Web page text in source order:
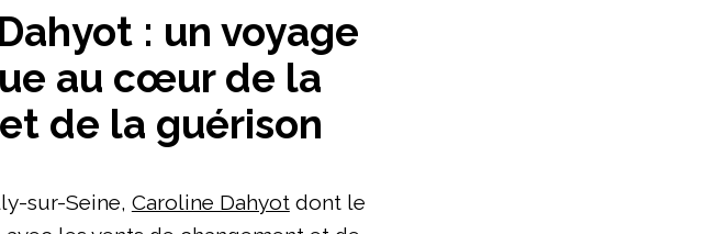
: un voyage
au cœur de la
de la guérison
sur-Seine, Caroline Dahyotdont le